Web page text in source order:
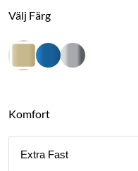
Välj Färg
Komfort
Extra Fast